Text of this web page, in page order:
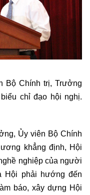
Bộ Chính trị, Trưởng
chỉ đạo hội nghị.
Ủy viên Bộ Chính
khẳng định, Hội
nghiệp của người
Hội phải hướng đến
báo, xây dựng Hội